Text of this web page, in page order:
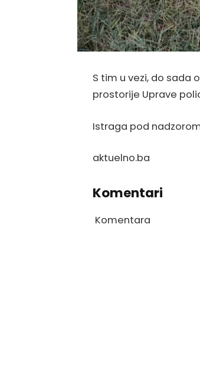
S tim u vezi, do sada
prostorije Uprave
Istraga pod
aktuelno.ba
Komentari
Komentara